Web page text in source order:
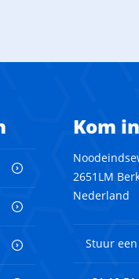
Kom
2651LM
Nederland
Stuur